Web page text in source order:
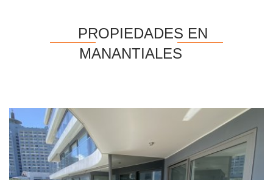
PROPIEDADES EN
MANANTIALES